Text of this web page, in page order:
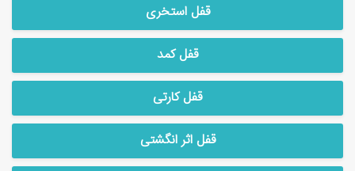
قفل استخری
قفل کمد
قفل کارتی
قفل اثر انگشتی